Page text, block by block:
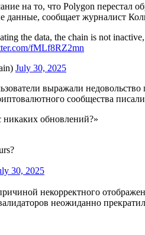
на то, что Polygon перестал
данные, сообщает журналист
the data, the chain is not
fMLf8RZ2mn
July 30, 2025
выражали
сообщества
никаких обновлений?»
30, 2025
некорректного
неожиданно